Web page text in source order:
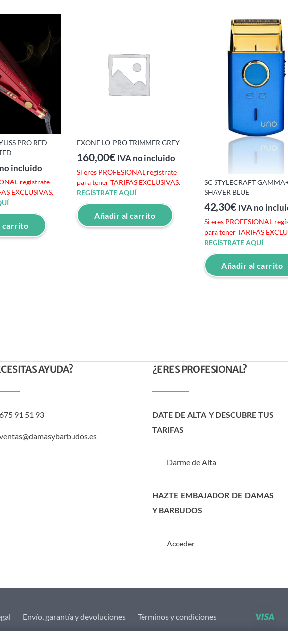
PRO RED
incluido
regístrate
EXCLUSIVAS.
carrito
FXONE LO-PRO TRIMMER GREY
160,00€ IVA no incluido
Si eres PROFESIONAL regístrate
para tener TARIFAS EXCLUSIVAS.
REGÍSTRATE AQUÍ
Añadir al carrito
SC STYLECRAFT
SHAVER BLUE
42,30€ IVA no
Si eres PROFESIONAL
para tener TARIFAS
REGÍSTRATE AQUÍ
Añadir al carrito
AYUDA?
675 91 51 93
ventas@damasybarbudos.es
¿ERES PROFESIONAL?
DATE DE ALTA Y DESCUBRE TUS
TARIFAS
Darme de Alta
HAZTE EMBAJADOR DE DAMAS
Y BARBUDOS
Acceder
Envío, garantía y devoluciones Términos y condiciones